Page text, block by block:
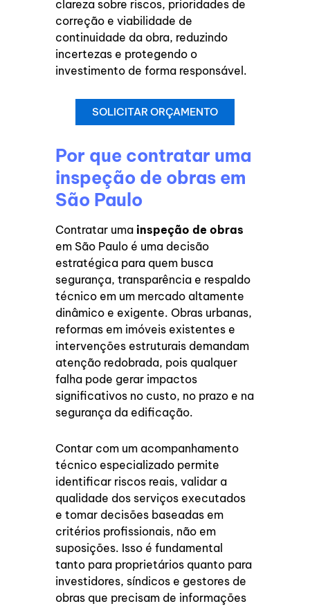
clareza sobre riscos, prioridades de
correção e viabilidade de
continuidade da obra, reduzindo
incertezas e protegendo o
investimento de forma responsável.
SOLICITAR ORÇAMENTO
Por que contratar uma
inspeção de obras em
São Paulo
Contratar uma inspeção de obras
em São Paulo é uma decisão
estratégica para quem busca
segurança, transparência e respaldo
técnico em um mercado altamente
dinâmico e exigente. Obras urbanas,
reformas em imóveis existentes e
intervenções estruturais demandam
atenção redobrada, pois qualquer
falha pode gerar impactos
significativos no custo, no prazo e na
segurança da edificação.
Contar com um acompanhamento
técnico especializado permite
identificar riscos reais, validar a
qualidade dos serviços executados
e tomar decisões baseadas em
critérios profissionais, não em
suposições. Isso é fundamental
tanto para proprietários quanto para
investidores, síndicos e gestores de
obras que precisam de informações